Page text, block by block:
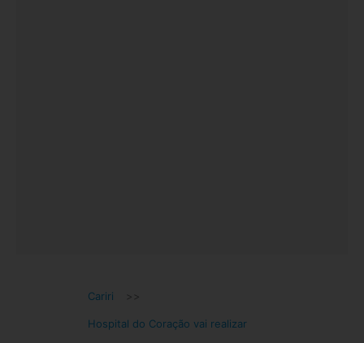
Cariri >>
Hospital do Coração vai realizar